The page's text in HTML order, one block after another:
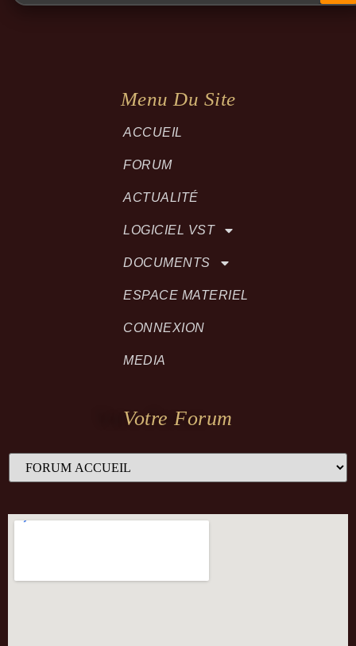
Menu Du Site
ACCUEIL
FORUM
ACTUALITÉ
LOGICIEL VST
DOCUMENTS
ESPACE MATERIEL
CONNEXION
MEDIA
Votre Forum